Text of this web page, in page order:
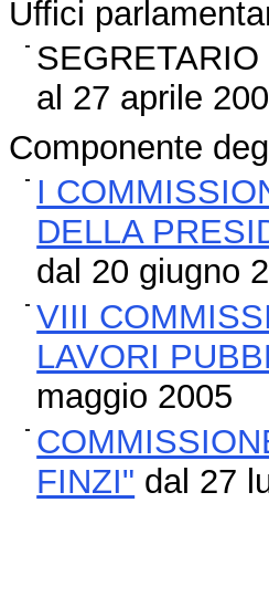
Uffici
al 27 aprile
Componente
I
DELLA
dal 20 giugno
VIII
LAVORI
maggio 2005
FINZI" dal 27